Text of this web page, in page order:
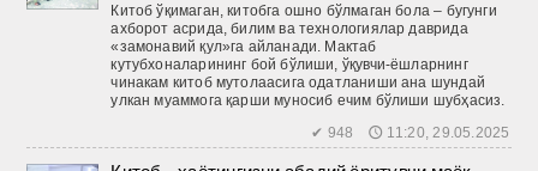
Китоб ўқимаган, китоб­га ошно бўлмаган бола – бугунги
ахборот асрида, билим ва технологиялар даврида
«замонавий қул»га айланади. Мактаб
кутубхоналарининг бой бўлиши, ўқувчи-ёшларнинг
чинакам китоб мутолаасига одатланиши ана шундай
улкан муаммога қарши муносиб ечим бўлиши шубҳасиз.
✔ 948 🕔 11:20, 29.05.2025